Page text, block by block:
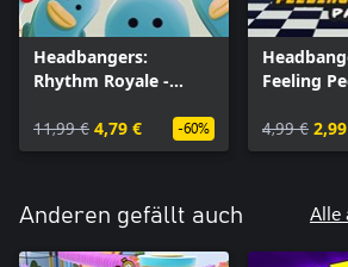
Headbangers:
Rhythm Royale -
11,99 € 4,79 € -60%
Feeling
4,99 €
Anderen gefällt auch Alle